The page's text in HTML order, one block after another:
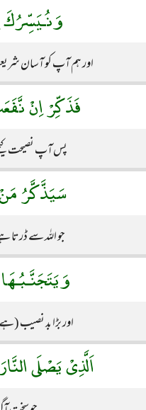
اور ہم آپ کو آسان
فَذَكِّرْ اِنْ
پس آپ نصیحت
سَيَذَّكَّرُ
جو اللہ سے ڈرتا
اور بڑا بد نصیب
اَلَّذِىْ يَصْلَى